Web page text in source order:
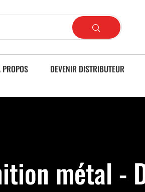
PROPOS
DEVENIR DISTRIBUTEUR
métal -